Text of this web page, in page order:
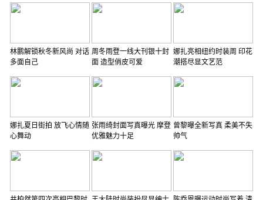
林鹏解锁秋冬新风尚 对话
多面自己
周冬雨登一线大刊银十封
面 造型俏皮可爱
娜扎亮相纽约时装周 印花
潮搭尽显文艺范
娜扎夏日街拍 放飞心情随
心舞动
张雨绮封面写真曝光 摩登
优雅魅力十足
曾黎曝全新写真 柔美不失
帅气